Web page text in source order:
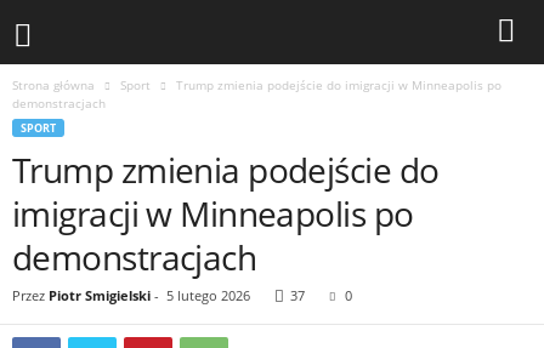
Strona główna Sport
Trump zmienia podejście do imigracji w Minneapolis po
demonstracjach
SPORT
Trump zmienia podejście do
imigracji w Minneapolis po
demonstracjach
Przez Piotr Smigielski - 5 lutego 2026 37 0